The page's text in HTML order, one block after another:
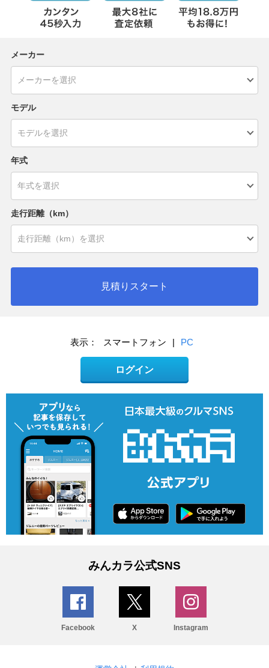
メーカー
モデル
年式
走行距離（km）
見積りスタート
表示： スマートフォン | PC
ログイン
みんカラ公式SNS
Facebook X Instagram